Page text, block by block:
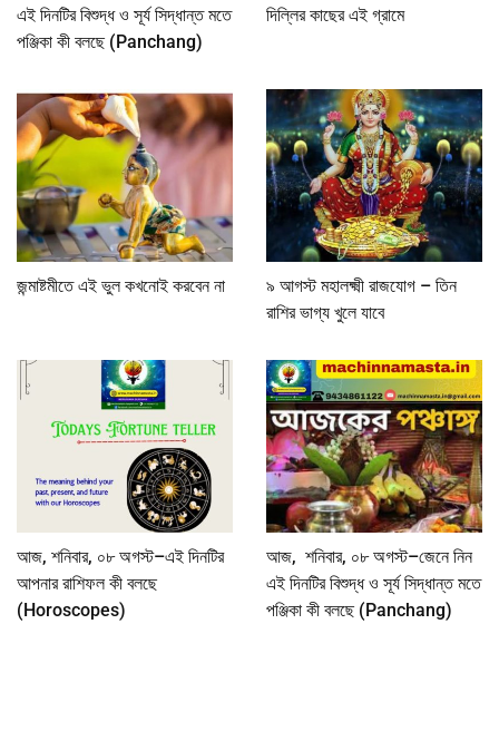
এই দিনটির বিশুদ্ধ ও সূর্য সিদ্ধান্ত মতে
পঞ্জিকা কী বলছে (Panchang)
দিল্লির কাছের এই গ্রামে
জন্মাষ্টমীতে এই ভুল কখনোই করবেন না
৯ আগস্ট মহালক্ষ্মী রাজযোগ – তিন
রাশির ভাগ্য খুলে যাবে
আজ, শনিবার, ০৮ অগস্ট–এই দিনটির
আপনার রাশিফল কী বলছে
(Horoscopes)
আজ, শনিবার, ০৮ অগস্ট–জেনে নিন
এই দিনটির বিশুদ্ধ ও সূর্য সিদ্ধান্ত মতে
পঞ্জিকা কী বলছে (Panchang)